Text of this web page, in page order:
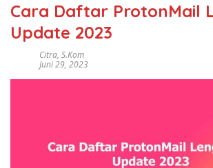
Cara Daftar ProtonMail
Update 2023
Citra, S.Kom
Juni 29, 2023